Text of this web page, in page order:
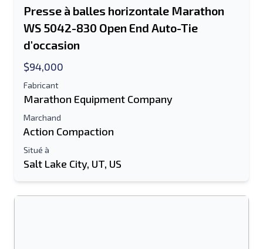
Presse à balles horizontale Marathon
WS 5042-830 Open End Auto-Tie
d'occasion
$94,000
Fabricant
Marathon Equipment Company
Marchand
Action Compaction
Situé à
Salt Lake City, UT, US